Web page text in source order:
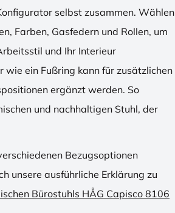
selbst zusammen. Wählen
Farben, Gasfedern und Rollen, um
und Ihr Interieur
wie ein Fußring kann für zusätzlichen
ergänzt werden. So
und nachhaltigen Stuhl, der
Bezugsoptionen
unsere ausführliche Erklärung zu
Bürostuhls HÅG Capisco 8106